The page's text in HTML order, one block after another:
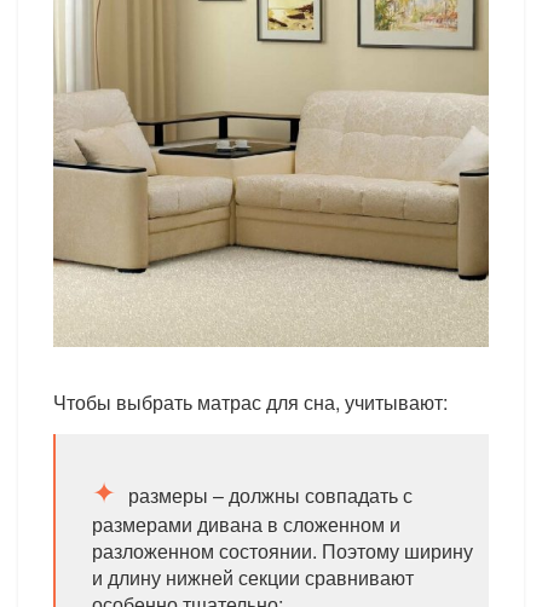
Чтобы выбрать матрас для сна, учитывают:
размеры – должны совпадать с
размерами дивана в сложенном и
разложенном состоянии. Поэтому ширину
и длину нижней секции сравнивают